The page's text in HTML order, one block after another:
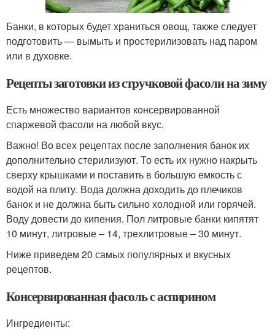
Банки, в которых будет храниться овощ, также следует
подготовить — вымыть и простерилизовать над паром
или в духовке.
Рецепты заготовки из стручковой фасоли на зиму
Есть множество вариантов консервированной
спаржевой фасоли на любой вкус.
Важно! Во всех рецептах после заполнения банок их
дополнительно стерилизуют. То есть их нужно накрыть
сверху крышками и поставить в большую емкость с
водой на плиту. Вода должна доходить до плечиков
банок и не должна быть сильно холодной или горячей.
Воду довести до кипения. Пол литровые банки кипятят
10 минут, литровые – 14, трехлитровые – 30 минут.
Ниже приведем 20 самых популярных и вкусных
рецептов.
Консервированная фасоль с аспирином
Ингредиенты: